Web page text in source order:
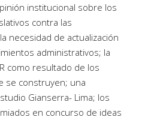
institucional sobre los
contra las
necesidad de actualización
administrativos; la
como resultado de los
se construyen; una
Gianserra- Lima; los
en concurso de ideas